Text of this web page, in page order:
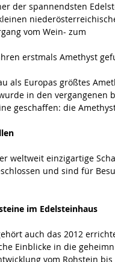
der spannendsten
vom Wein- zum
erstmals Amethyst
als Europas größtes
in den vergangenen
geschaffen: die
weltweit einzigartige
und sind für
im Edelsteinhaus
auch das 2012
Einblicke in die
vom Rohstein